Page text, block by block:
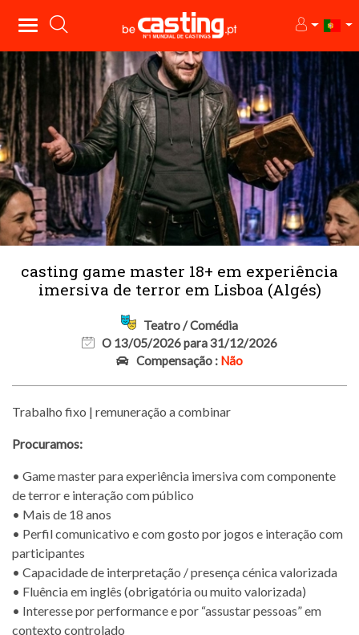
casting game master 18+ em experiência
imersiva de terror em Lisboa (Algés)
Teatro / Comédia
O 13/05/2026 para 31/12/2026
Compensação : Não
Trabalho fixo | remuneração a combinar
Procuramos:
• Game master para experiência imersiva com componente
de terror e interação com público
• Mais de 18 anos
• Perfil comunicativo e com gosto por jogos e interação com
participantes
• Capacidade de interpretação / presença cénica valorizada
• Fluência em inglês (obrigatória ou muito valorizada)
• Interesse por performance e por “assustar pessoas” em
contexto controlado